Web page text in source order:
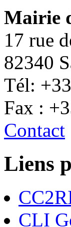
Mairie
17 rue
82340
Tél:
Fax :
Contact
Liens
CLI